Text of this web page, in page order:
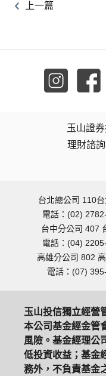
上一篇
玉山證
理財諮
台北總公司 110
電話：(02)
台中分公司 407
電話：(04)
高雄分公司 802
電話：(07)
玉山投信獨立經營
本公司基金經金管
風險。基金經理公
低投資收益；基金
務外，不負責基金